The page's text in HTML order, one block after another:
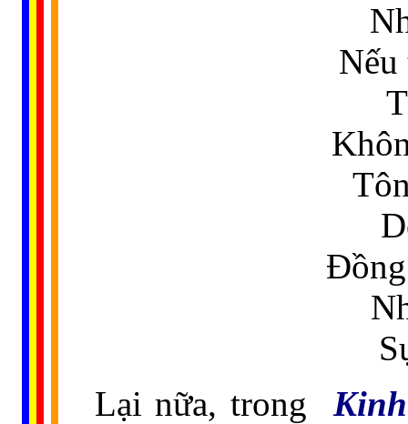
Nếu
Lại nữa, trong